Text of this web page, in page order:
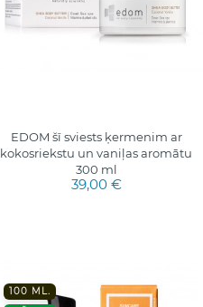
EDOM šī sviests ķermenim ar
kokosriekstu un vaniļas aromātu
300 ml
39,00 €
100 ML.